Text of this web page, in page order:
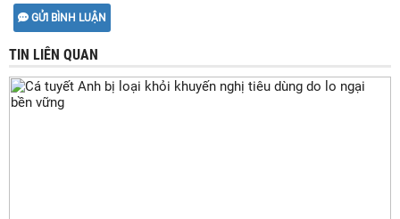
GỬI BÌNH LUẬN
TIN LIÊN QUAN